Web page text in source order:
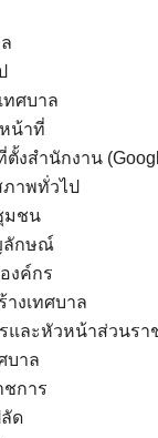
ทศบาล
น้าที่
งสำนักงาน
าพทั่วไป
มชน
ลักษณ์
งค์กร
างเทศบาล
และหัวหน้าส่วนรา
บาล
ชการ
ด
แผนพัฒน